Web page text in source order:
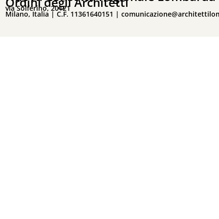
via Solferino, 20121
Milano, Italia | C.F. 11361640151 |